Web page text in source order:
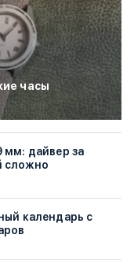
часы
мм: дайвер за
сложно
календарь с